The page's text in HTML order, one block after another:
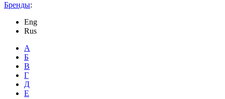
Бренды:
Eng
Rus
А
Б
В
Г
Д
Е